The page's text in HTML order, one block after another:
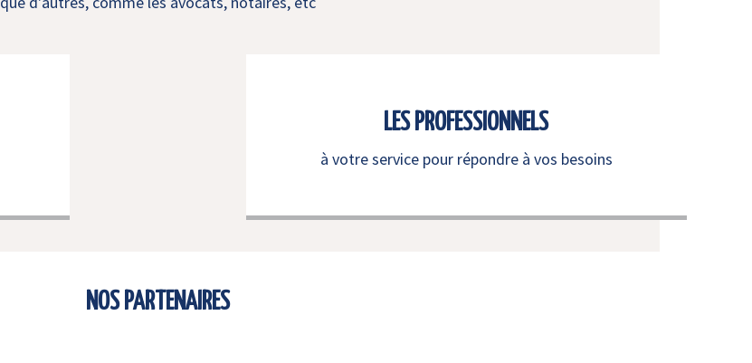
LES PROFESSIONNELS
à votre service pour répondre à vos besoins
NOS PARTENAIRES